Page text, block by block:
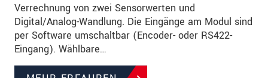
Verrechnung von zwei Sensorwerten und
Digital/Analog-Wandlung. Die Eingänge am Modul sind
per Software umschaltbar (Encoder- oder RS422-
Eingang). Wählbare…